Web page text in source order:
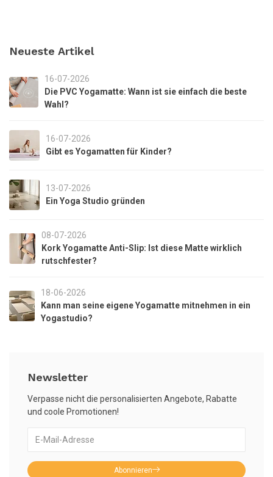
Neueste Artikel
16-07-2026
Die PVC Yogamatte: Wann ist sie einfach die beste
Wahl?
16-07-2026
Gibt es Yogamatten für Kinder?
13-07-2026
Ein Yoga Studio gründen
08-07-2026
Kork Yogamatte Anti-Slip: Ist diese Matte wirklich
rutschfester?
18-06-2026
Kann man seine eigene Yogamatte mitnehmen in ein
Yogastudio?
Newsletter
Verpasse nicht die personalisierten Angebote, Rabatte
und coole Promotionen!
Abonnieren